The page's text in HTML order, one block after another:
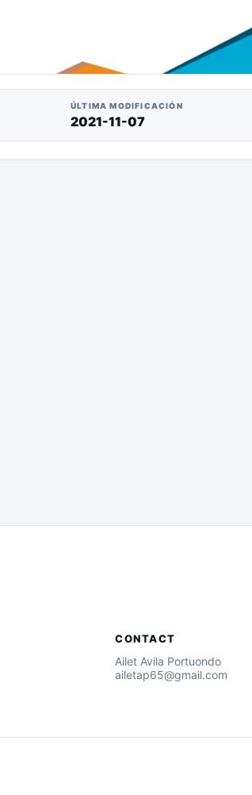
ÚLTIMA MODIFICACIÓN
2021-11-07
CONTACT
Ailet Avila Portuondo
ailetap65@gmail.com